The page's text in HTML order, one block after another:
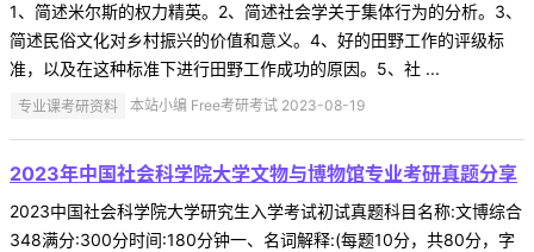
1、简述米尔斯的权力精英。2、简述社会学关于集体行为的分析。3、
简述民俗文化对乡村振兴的价值和意义。4、好的田野工作的评级标
准，以及在这种标准下进行田野工作成功的原因。5、社 ...
专业课考研资料 本站小编 Free考研考试 2023-08-19
2023年中国社会科学院大学文物与博物馆专业考研真题分享
2023中国社会科学院大学研究生入学考试初试真题科目名称:文博综合
348满分:300分时间:180分钟一、名词解释:(每题10分，共80分，字